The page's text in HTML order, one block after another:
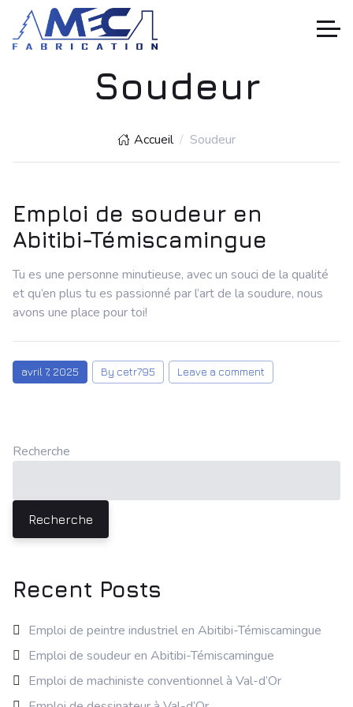
Soudeur
Accueil Soudeur
Emploi de soudeur en
Abitibi-Témiscamingue
Tu es une personne minutieuse, avec un souci de la qualité
et qu’en plus tu es passionné par l’art de la soudure, nous
avons une place pour toi!
avril 7, 2025 By cetr795 Leave a comment
Recherche
Recherche
Recent Posts
Emploi de peintre industriel en Abitibi-Témiscamingue
Emploi de soudeur en Abitibi-Témiscamingue
Emploi de machiniste conventionnel à Val-d’Or